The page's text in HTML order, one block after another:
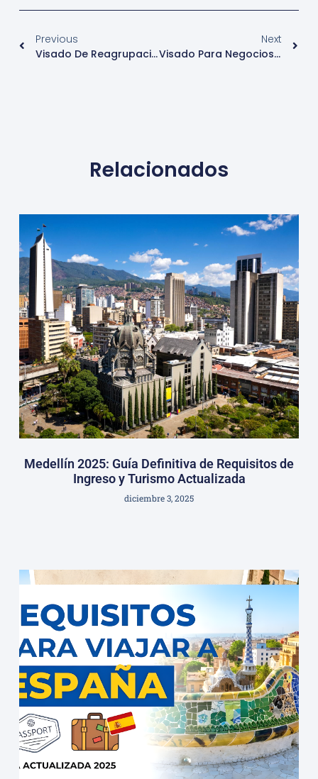
Previous
Visado De Reagrupación Familiar(general) – España
Next
Visado Para Negocios – Australia
Relacionados
Medellín 2025: Guía Definitiva de Requisitos de
Ingreso y Turismo Actualizada
diciembre 3, 2025